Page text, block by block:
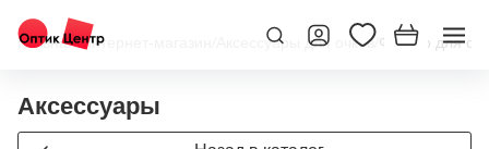
Главная/Интернет-магазин Аксессуары для очков/ Футляр для
Аксессуары